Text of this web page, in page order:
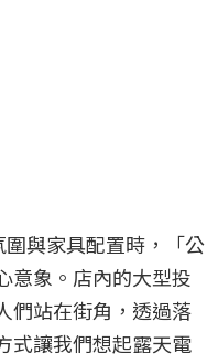
圍與家具配置時，「公
意象。店內的大型投
們站在街角，透過落
式讓我們想起露天電